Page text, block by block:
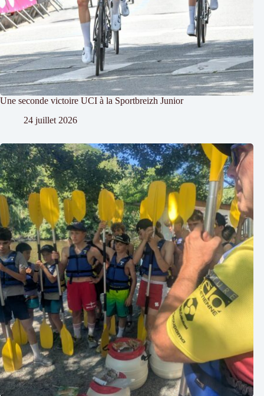
Une seconde victoire UCI à la Sportbreizh Junior
24 juillet 2026